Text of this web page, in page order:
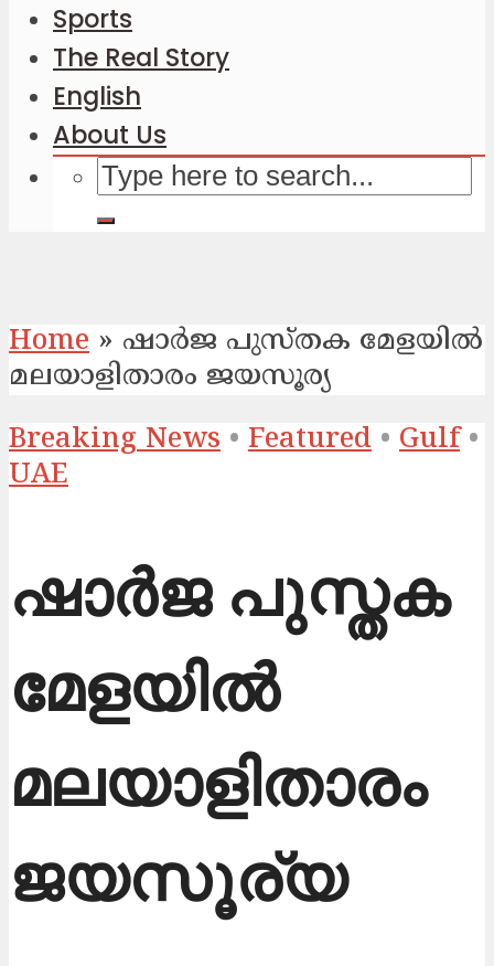
Sports
The Real Story
English
About Us
Home » ഷാര്‍ജ പുസ്തക മേളയില്‍
മലയാളിതാരം ജയസൂര്യ
Breaking News • Featured • Gulf •
UAE
ഷാര്‍ജ പുസ്തക
മേളയില്‍
മലയാളിതാരം
ജയസൂര്യ